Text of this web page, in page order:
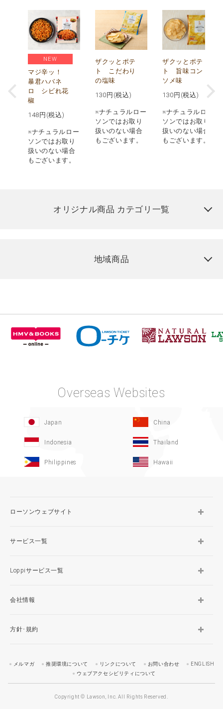
NEW
マジ辛ッ！
暴君ハバネ
ロ シビれ花
椒
148 円(税込)
※ナチュラルロー
ソンではお取り
扱いのない場合
もございます。
ザクッとポテ
ト こだわり
の塩味
130 円(税込)
※ナチュラルロー
ソンではお取り
扱いのない場合
もございます。
ザクッとポテ
ト 旨味コン
ソメ味
130 円(税込)
※ナチュラルロー
ソンではお取り
扱いのない場合
もございます。
オリジナル商品 カテゴリ一覧
地域商品
Overseas Websites
Japan China
Indonesia Thailand
Philippines Hawaii
ローソンウェブサイト
サービス一覧
Loppiサービス一覧
会社情報
方針･規約
メルマガ 推奨環境について リンクについて お問い合わせ
ENGLISH
ウェブアクセシビリティについて
Copyright © Lawson, Inc. All Rights Reserved.